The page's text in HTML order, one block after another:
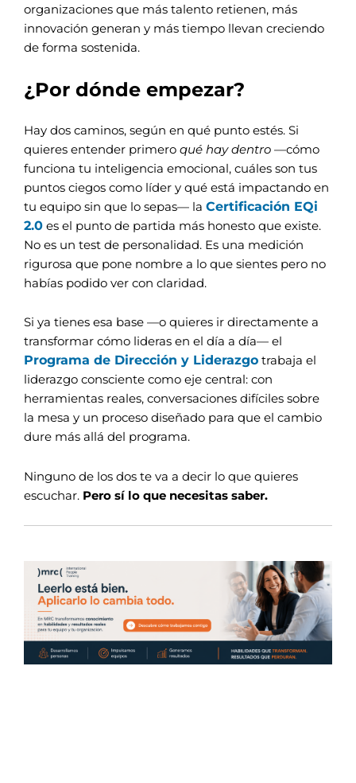
organizaciones que más talento retienen, más
innovación generan y más tiempo llevan creciendo
de forma sostenida.
¿Por dónde empezar?
Hay dos caminos, según en qué punto estés. Si
quieres entender primero qué hay dentro —cómo
funciona tu inteligencia emocional, cuáles son tus
puntos ciegos como líder y qué está impactando en
tu equipo sin que lo sepas— la Certificación EQi
2.0 es el punto de partida más honesto que existe.
No es un test de personalidad. Es una medición
rigurosa que pone nombre a lo que sientes pero no
habías podido ver con claridad.
Si ya tienes esa base —o quieres ir directamente a
transformar cómo lideras en el día a día— el
Programa de Dirección y Liderazgo trabaja el
liderazgo consciente como eje central: con
herramientas reales, conversaciones difíciles sobre
la mesa y un proceso diseñado para que el cambio
dure más allá del programa.
Ninguno de los dos te va a decir lo que quieres
escuchar. Pero sí lo que necesitas saber.